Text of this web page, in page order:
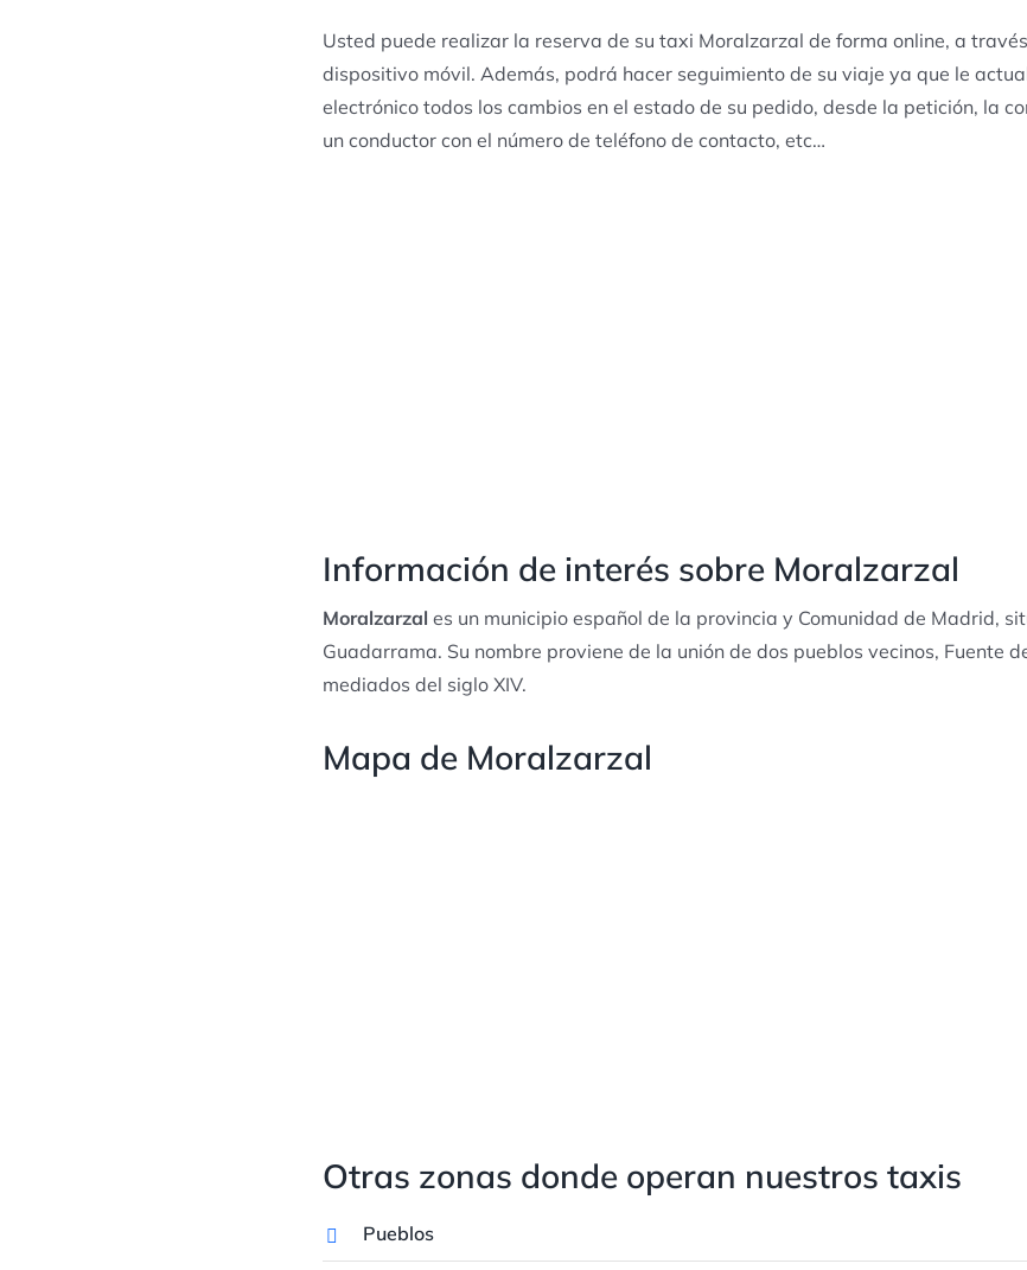
Usted puede realizar la reserva de su taxi Moralzarzal de forma online, a
dispositivo móvil. Además, podrá hacer seguimiento de su viaje ya que le
electrónico todos los cambios en el estado de su pedido, desde la petición, la
un conductor con el número de teléfono de contacto, etc…
Información de interés sobre Moralzarzal
Moralzarzal es un municipio español de la provincia y Comunidad de Madrid,
Guadarrama. Su nombre proviene de la unión de dos pueblos vecinos, Fuente
mediados del siglo XIV.
Mapa de Moralzarzal
Otras zonas donde operan nuestros taxis
Pueblos